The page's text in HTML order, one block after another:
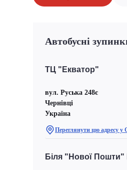
Автобусні
ТЦ "Екватор"
вул. Руська 248є
Чернівці
Україна
Переглянути цю адресу у
Біля "Нової